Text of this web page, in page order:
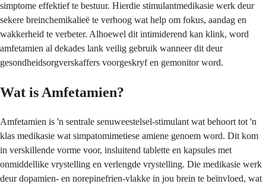
simptome effektief te bestuur. Hierdie stimulantmedikasie werk deur
sekere breinchemikalieë te verhoog wat help om fokus, aandag en
wakkerheid te verbeter. Alhoewel dit intimiderend kan klink, word
amfetamien al dekades lank veilig gebruik wanneer dit deur
gesondheidsorgverskaffers voorgeskryf en gemonitor word.
Wat is Amfetamien?
Amfetamien is 'n sentrale senuweestelsel-stimulant wat behoort tot 'n
klas medikasie wat simpatomimetiese amiene genoem word. Dit kom
in verskillende vorme voor, insluitend tablette en kapsules met
onmiddellike vrystelling en verlengde vrystelling. Die medikasie werk
deur dopamien- en norepinefrien-vlakke in jou brein te beïnvloed, wat